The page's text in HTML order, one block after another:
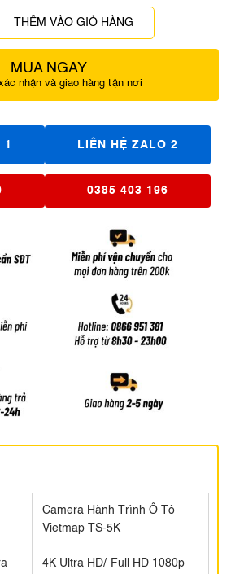
THÊM VÀO GIỎ HÀNG
MUA NGAY
nhận và giao hàng tận nơi
LIÊN HỆ ZALO 2
0385 403 196
Camera Hành Trình Ô Tô
Vietmap TS-5K
4K Ultra HD/ Full HD 1080p​